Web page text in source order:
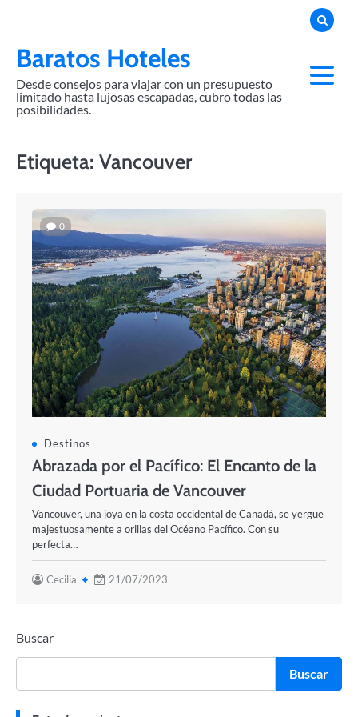
contentBaratos Hoteles
Desde consejos para viajar con un presupuesto
limitado hasta lujosas escapadas, cubro todas las
posibilidades.
Etiqueta: Vancouver
0
Destinos
Abrazada por el Pacífico: El Encanto de la
Ciudad Portuaria de Vancouver
Vancouver, una joya en la costa occidental de Canadá, se yergue
majestuosamente a orillas del Océano Pacífico. Con su
perfecta…
Cecilia 21/07/2023
Buscar
Buscar